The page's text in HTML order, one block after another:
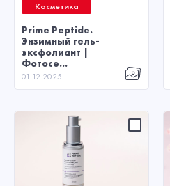
Косметика
Prime Peptide.
Энзимный гель-
эксфолиант |
Фотосе...
01.12.2025